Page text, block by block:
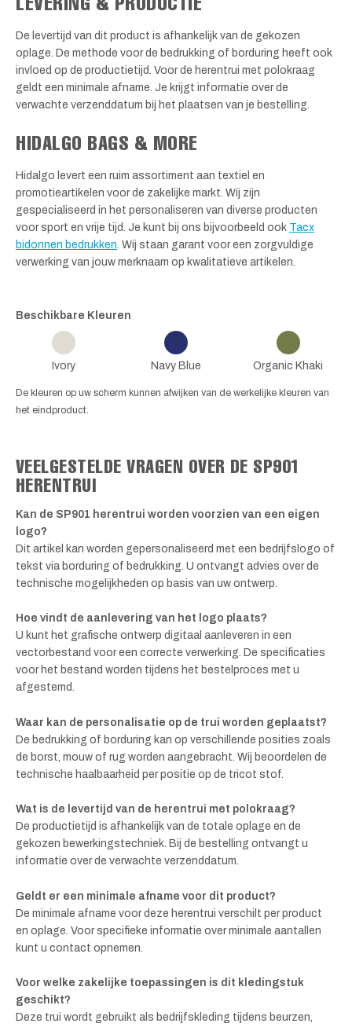
De levertijd van dit product is afhankelijk van de gekozen
oplage. De methode voor de bedrukking of borduring heeft ook
invloed op de productietijd. Voor de herentrui met polokraag
geldt een minimale afname. Je krijgt informatie over de
verwachte verzenddatum bij het plaatsen van je bestelling.
HIDALGO BAGS & MORE
Hidalgo levert een ruim assortiment aan textiel en
promotieartikelen voor de zakelijke markt. Wij zijn
gespecialiseerd in het personaliseren van diverse producten
voor sport en vrije tijd. Je kunt bij ons bijvoorbeeld ook Tacx
bidonnen bedrukken . Wij staan garant voor een zorgvuldige
verwerking van jouw merknaam op kwalitatieve artikelen.
Beschikbare Kleuren
Ivory Navy Blue Organic Khaki
De kleuren op uw scherm kunnen afwijken van de werkelijke kleuren van
het eindproduct.
VEELGESTELDE VRAGEN OVER DE SP901
HERENTRUI
Kan de SP901 herentrui worden voorzien van een eigen
logo?
Dit artikel kan worden gepersonaliseerd met een bedrijfslogo of
tekst via borduring of bedrukking. U ontvangt advies over de
technische mogelijkheden op basis van uw ontwerp.
Hoe vindt de aanlevering van het logo plaats?
U kunt het grafische ontwerp digitaal aanleveren in een
vectorbestand voor een correcte verwerking. De specificaties
voor het bestand worden tijdens het bestelproces met u
afgestemd.
Waar kan de personalisatie op de trui worden geplaatst?
De bedrukking of borduring kan op verschillende posities zoals
de borst, mouw of rug worden aangebracht. Wij beoordelen de
technische haalbaarheid per positie op de tricot stof.
Wat is de levertijd van de herentrui met polokraag?
De productietijd is afhankelijk van de totale oplage en de
gekozen bewerkingstechniek. Bij de bestelling ontvangt u
informatie over de verwachte verzenddatum.
Geldt er een minimale afname voor dit product?
De minimale afname voor deze herentrui verschilt per product
en oplage. Voor specifieke informatie over minimale aantallen
kunt u contact opnemen.
Voor welke zakelijke toepassingen is dit kledingstuk
geschikt?
Deze trui wordt gebruikt als bedrijfskleding tijdens beurzen,